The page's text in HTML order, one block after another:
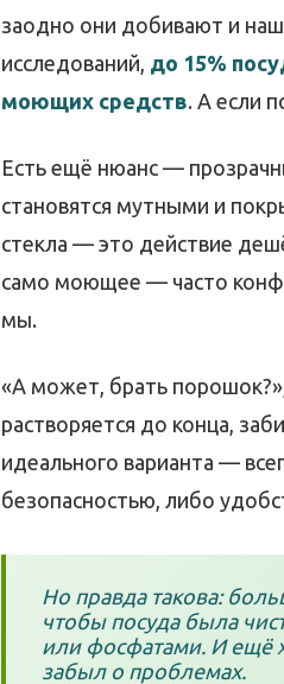
заодно они добивают и
исследований, до 15%
моющих средств. А если
Есть ещё нюанс —
становятся мутными и
стекла — это действие
само моющее — часто
мы.
«А может, брать
растворяется до конца,
идеального варианта —
безопасностью, либо
Но правда такова:
чтобы посуда была
или фосфатами. И ещё
забыл о проблемах.